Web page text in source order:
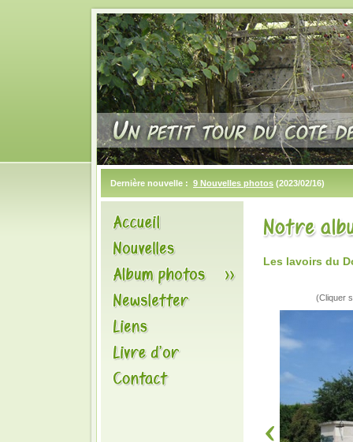
Dernière nouvelle : 9 Nouvelles photos (2023/02/16)
Les lavoirs du
(Cliquer